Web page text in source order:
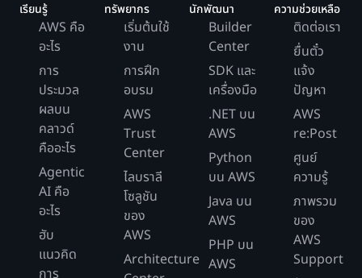
เรียนรู้
AWS คือ
อะไร
การ
ประมวล
ผลบน
คลาวด์
คืออะไร
Agentic
AI คือ
อะไร
ฮับ
แนวคิด
การ
ทรัพยากร
เริ่มต้นใช้
งาน
การฝึก
อบรม
AWS
Trust
Center
ไลบราลี
โซลูชัน
ของ
AWS
Architecture
นักพัฒนา
Builder
Center
SDK และ
เครื่องมือ
.NET บน
AWS
Python
บน AWS
Java บน
AWS
PHP บน
AWS
ความช่วยเหลือ
ติดต่อเรา
ยื่นตั๋ว
แจ้ง
ปัญหา
AWS
re:Post
ศูนย์
ความรู้
ภาพรวม
ของ
AWS
Support